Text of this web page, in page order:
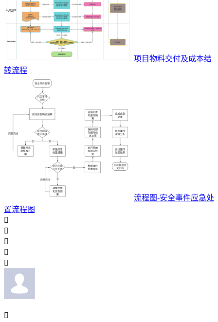
项目物料交付及成本结
转流程
流程图-安全事件应急处
置流程图





